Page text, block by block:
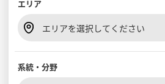
エリア
エリアを選択してください
系統・分野